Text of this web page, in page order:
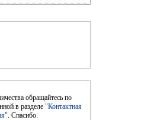
обращайтесь по
в разделе "Контактная
. Спасибо.